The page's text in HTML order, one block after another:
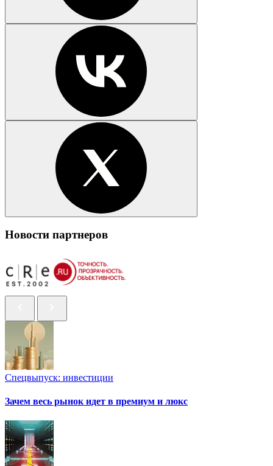
Новости партнеров
Спецвыпуск: инвестиции
Зачем весь рынок идет в премиум и люкс